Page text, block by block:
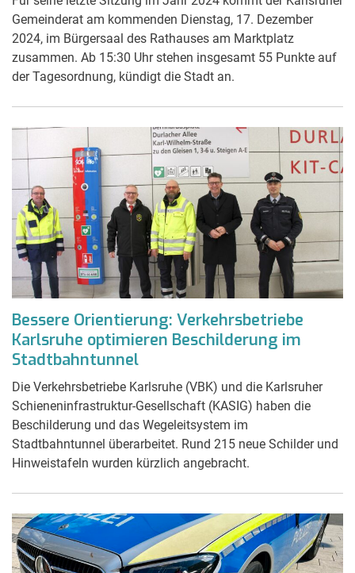
Gemeinderat am kommenden Dienstag, 17. Dezember
2024, im Bürgersaal des Rathauses am Marktplatz
zusammen. Ab 15:30 Uhr stehen insgesamt 55 Punkte auf
der Tagesordnung, kündigt die Stadt an.
Bessere Orientierung: Verkehrsbetriebe
Karlsruhe optimieren Beschilderung im
Stadtbahntunnel
Die Verkehrsbetriebe Karlsruhe (VBK) und die Karlsruher
Schieneninfrastruktur-Gesellschaft (KASIG) haben die
Beschilderung und das Wegeleitsystem im
Stadtbahntunnel überarbeitet. Rund 215 neue Schilder und
Hinweistafeln wurden kürzlich angebracht.